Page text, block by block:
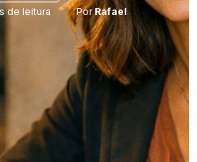
de leitura PorRafael